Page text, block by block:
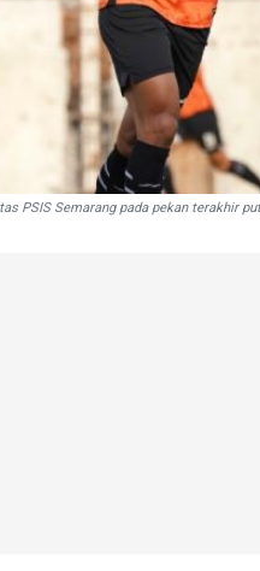
PSIS Semarang pada pekan terakhir